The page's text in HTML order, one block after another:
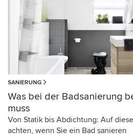
SANIERUNG
Was bei der Badsanierung
muss
Von Statik bis Abdichtung: Auf
achten, wenn Sie ein Bad sanieren